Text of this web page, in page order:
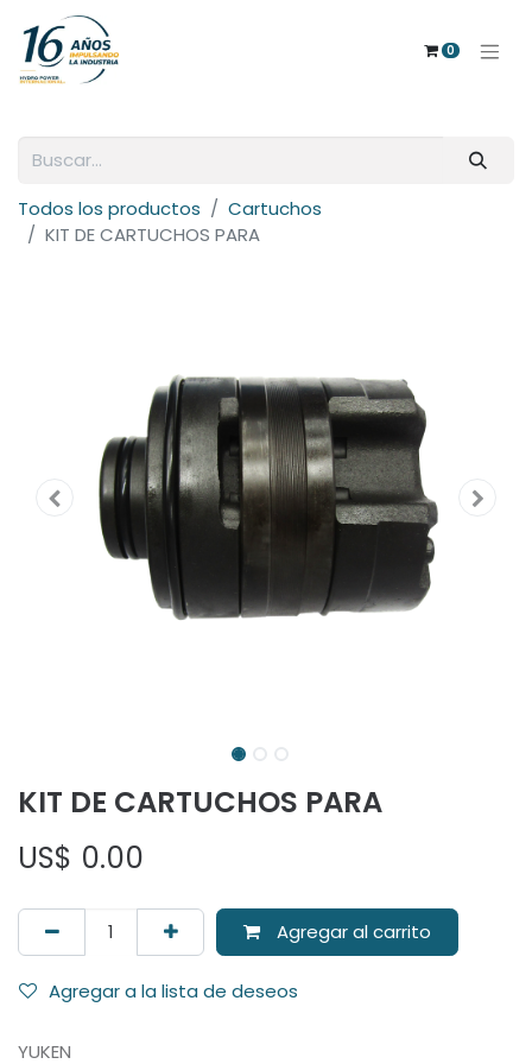
0
Todos los productos
Cartuchos
KIT DE CARTUCHOS PARA
KIT DE CARTUCHOS PARA
US$ 0.00
Agregar al carrito
Agregar a la lista de deseos
YUKEN